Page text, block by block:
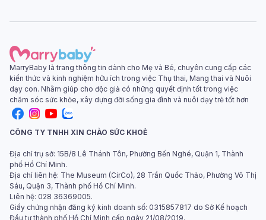
MarryBaby là trang thông tin dành cho Mẹ và Bé, chuyên cung cấp các
kiến thức và kinh nghiệm hữu ích trong việc Thụ thai, Mang thai và Nuôi
dạy con. Nhằm giúp cho độc giả có những quyết định tốt trong việc
chăm sóc sức khỏe, xây dựng đời sống gia đình và nuôi dạy trẻ tốt hơn
CÔNG TY TNHH XIN CHÀO SỨC KHOẺ
Địa chỉ trụ sở: 15B/8 Lê Thánh Tôn, Phường Bến Nghé, Quận 1, Thành
phố Hồ Chí Minh.
Địa chỉ liên hệ: The Museum (CirCo), 28 Trần Quốc Thảo, Phường Võ Thị
Sáu, Quận 3, Thành phố Hồ Chí Minh.
Liên hệ: 028 36369005.
Giấy chứng nhận đăng ký kinh doanh số: 0315857817 do Sở Kế hoạch
Đầu tư thành phố Hồ Chí Minh cấp ngày 21/08/2019.